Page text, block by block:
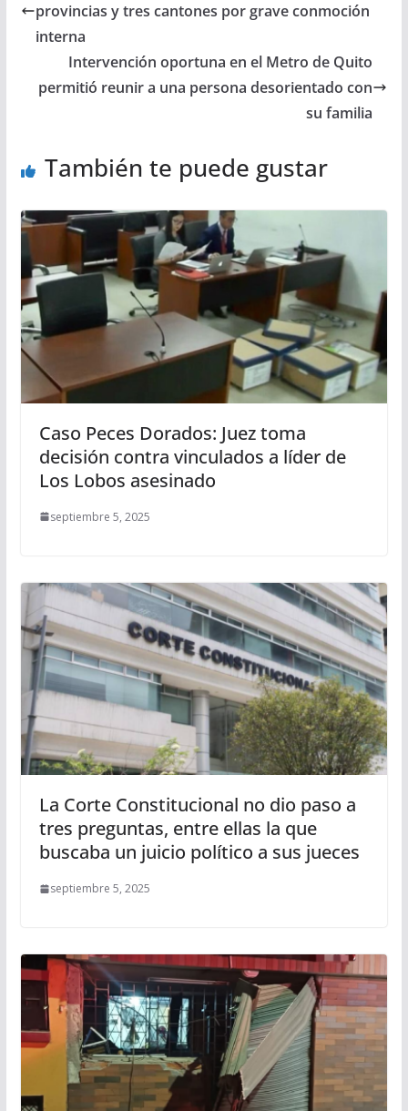
provincias y tres cantones por grave conmoción
interna
Intervención oportuna en el Metro de Quito
permitió reunir a una persona desorientado con
su familia
También te puede gustar
Caso Peces Dorados: Juez toma
decisión contra vinculados a líder de
Los Lobos asesinado
septiembre 5, 2025
La Corte Constitucional no dio paso a
tres preguntas, entre ellas la que
buscaba un juicio político a sus jueces
septiembre 5, 2025